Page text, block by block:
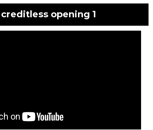
opening 1